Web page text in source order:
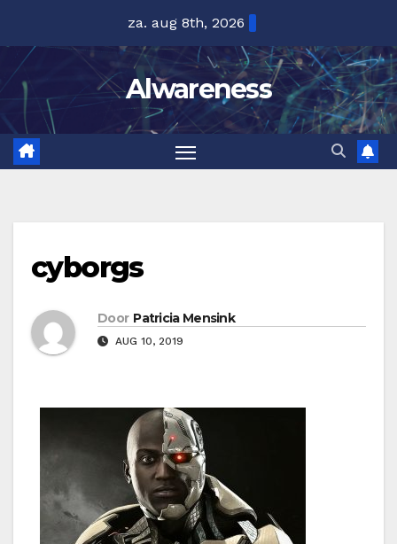
inhoud
za. aug 8th, 2026
Alwareness
cyborgs
Door Patricia Mensink
AUG 10, 2019